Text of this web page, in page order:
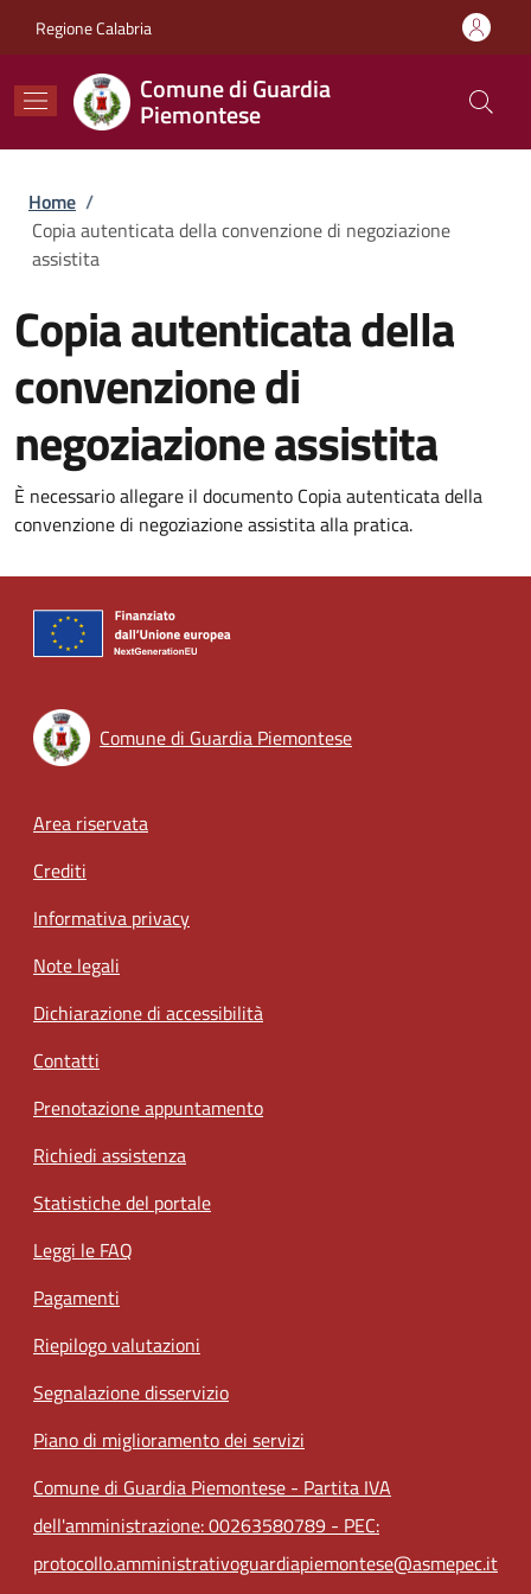
Regione Calabria
Comune di Guardia
Piemontese
Briciole di pane
Home /
Copia autenticata della convenzione di negoziazione
assistita
Copia autenticata della
convenzione di
negoziazione assistita
È necessario allegare il documento Copia autenticata della
convenzione di negoziazione assistita alla pratica.
Comune di Guardia Piemontese
Footer menu
Area riservata
Crediti
Informativa privacy
Note legali
Dichiarazione di accessibilità
Contatti
Prenotazione appuntamento
Richiedi assistenza
Statistiche del portale
Leggi le FAQ
Pagamenti
Riepilogo valutazioni
Segnalazione disservizio
Piano di miglioramento dei servizi
Comune di Guardia Piemontese - Partita IVA
dell'amministrazione: 00263580789 - PEC:
protocollo.amministrativoguardiapiemontese@asmepec.it